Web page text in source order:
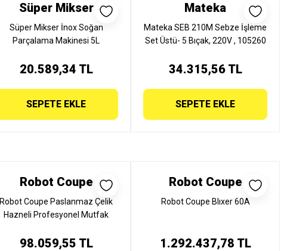
Süper Mikser
Süper Mikser İnox Soğan
Parçalama Makinesi 5L
20.589,34 TL
SEPETE EKLE
Mateka
Mateka SEB 210M Sebze İşleme
Set Üstü- 5 Bıçak, 220V , 105260
34.315,56 TL
SEPETE EKLE
Robot Coupe
Robot Coupe Paslanmaz Çelik
Hazneli Profesyonel Mutfak
98.059,55 TL
Robot Coupe
Robot Coupe Blıxer 60A
1.292.437,78 TL